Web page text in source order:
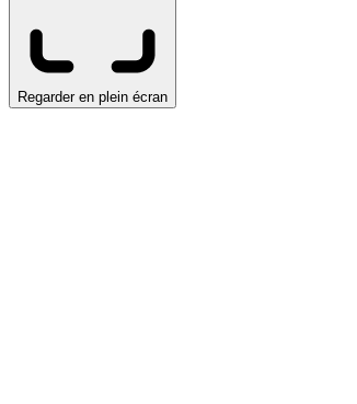
Regarder en plein écran